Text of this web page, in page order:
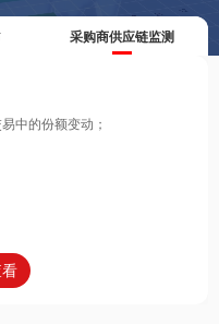
采购商供应链监测
分析报告；
分析排名；
析；